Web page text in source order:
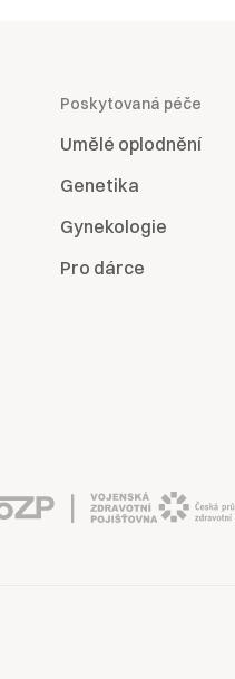
Poskytovaná péče
Umělé oplodnění
Genetika
Gynekologie
Pro dárce